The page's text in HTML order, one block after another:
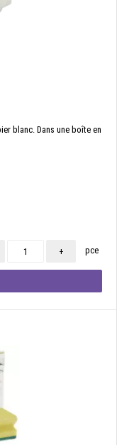
blanc. Dans une boîte en
+ pce